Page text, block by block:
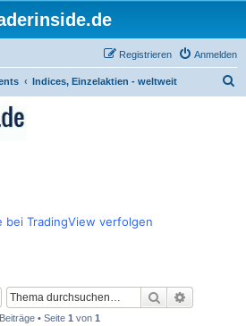
Anmelden
Registrieren
Indices, Einzelaktien - weltweit
bei TradingView verfolgen
Suche
• Seite 1 von 1